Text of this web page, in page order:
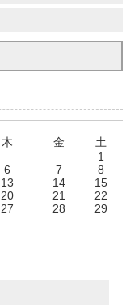
木 金
土
1
6 7
8
13 14
15
20 21
22
27 28
29